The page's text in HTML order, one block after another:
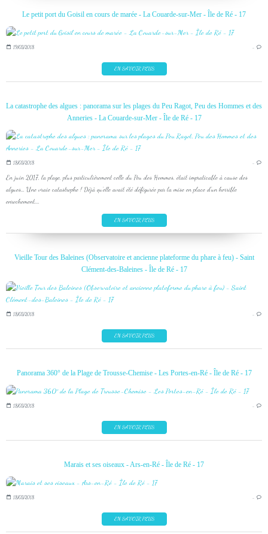
Le petit port du Goisil en cours de marée - La Couarde-sur-Mer - Île de Ré - 17
19/03/2018 …
EN SAVOIR PLUS
La catastrophe des algues : panorama sur les plages du Peu Ragot, Peu des Hommes et des
Anneries - La Couarde-sur-Mer - Île de Ré - 17
18/03/2018 …
En juin 2017, la plage, plus particulièrement celle du Peu des Hommes, était impraticable à cause des
algues... Une vraie catastrophe ! Déjà qu'elle avait été défigurée par la mise en place d'un horrible
enrochement,...
EN SAVOIR PLUS
Vieille Tour des Baleines (Observatoire et ancienne plateforme du phare à feu) - Saint
Clément-des-Baleines - Île de Ré - 17
18/03/2018 …
EN SAVOIR PLUS
Panorama 360° de la Plage de Trousse-Chemise - Les Portes-en-Ré - Île de Ré - 17
18/03/2018 …
EN SAVOIR PLUS
Marais et ses oiseaux - Ars-en-Ré - Île de Ré - 17
18/03/2018 …
EN SAVOIR PLUS